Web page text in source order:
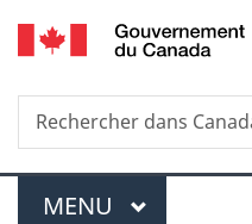
Recherche
Rechercher
dans
Menu
MENU PRINCIPAL